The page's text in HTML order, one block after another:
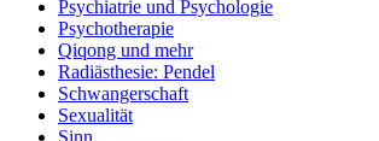
Psychiatrie und Psychologie
Psychotherapie
Qiqong und mehr
Radiästhesie: Pendel
Schwangerschaft
Sexualität
Sinn